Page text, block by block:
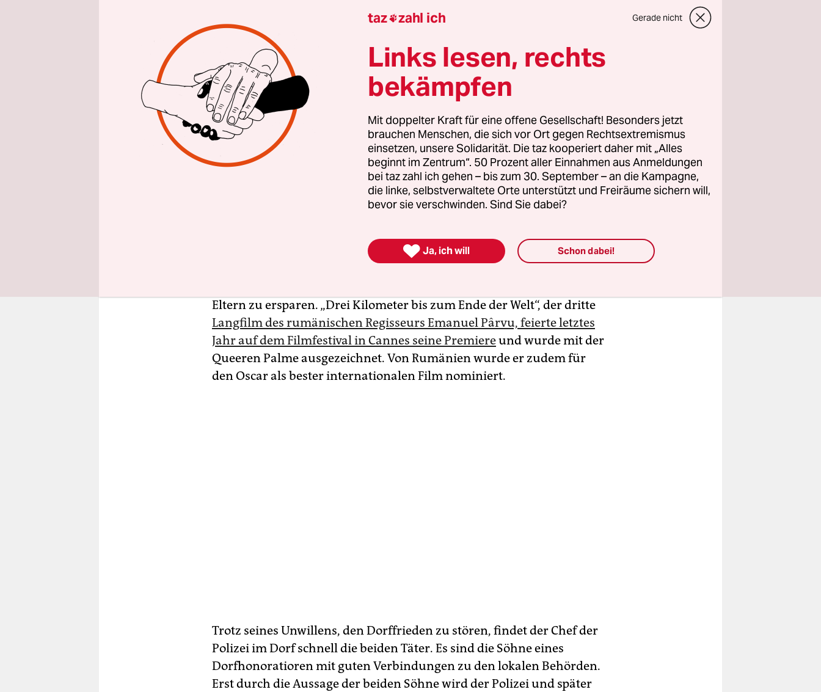
Adrian (Ciprian Chiujdea) geht in der Kreisstadt Tulcea, im Südosten
Rumäniens, zur Schule. Die Sommer verbringt er bei seinen Eltern ein
paar Kilometer weiter östlich in einem Dorf im Donaudelta, das
Schwarze Meer direkt vor der Haustür. Nach einem Sommertag am
Strand ist er mit einem jungen Studenten aus Bukarest, seinem
Sommerschwarm, auf dem Weg nach Hause. Vor der Unterkunft des
Studenten nehmen die beiden Abschied und küssen sich. Zwei junge
Männer aus dem Dorf beobachten die beiden. Als Adi allein
weitergeht, überfallen sie ihn, schlagen ihn zusammen und stehlen
Als der 17-jährige Sohn seinen Eltern von dem Überfall berichtet,
Eltern zu ersparen. „Drei Kilometer bis zum Ende der Welt“, der dritte
Langfilm des rumänischen Regisseurs Emanuel Pârvu, feierte letztes
Jahr auf dem Filmfestival in Cannes seine Premiereund wurde mit der
Queeren Palme ausgezeichnet. Von Rumänien wurde er zudem für
den Oscar als bester internationalen Film nominiert.
Trotz seines Unwillens, den Dorffrieden zu stören, findet der Chef der
Polizei im Dorf schnell die beiden Täter. Es sind die Söhne eines
Dorfhonoratioren mit guten Verbindungen zu den lokalen Behörden.
Erst durch die Aussage der beiden Söhne wird der Polizei und später
taz zahl ich Gerade nicht
Links lesen, rechts
bekämpfen
Mit doppelter Kraft für eine offene Gesellschaft! Besonders jetzt
brauchen Menschen, die sich vor Ort gegen Rechtsextremismus
einsetzen, unsere Solidarität. Die taz kooperiert daher mit „Alles
beginnt im Zentrum“. 50 Prozent aller Einnahmen aus Anmeldungen
bei taz zahl ich gehen – bis zum 30. September – an die Kampagne,
die linke, selbstverwaltete Orte unterstützt und Freiräume sichern will,
bevor sie verschwinden. Sind Sie dabei?
 Ja, ich will Schon dabei!